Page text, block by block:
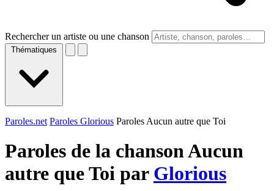
Rechercher un artiste ou une chanson
Thématiques
Paroles.net Paroles Glorious Paroles Aucun autre que Toi
Paroles de la chanson Aucun
autre que Toi par Glorious